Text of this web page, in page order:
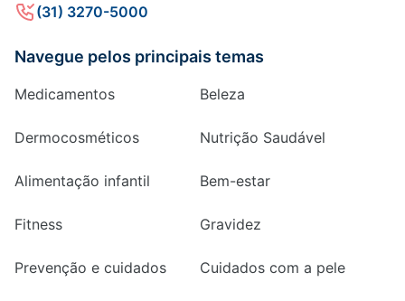
(31) 3270-5000
Navegue pelos principais temas
Medicamentos Beleza
Dermocosméticos Nutrição Saudável
Alimentação infantil Bem-estar
Fitness Gravidez
Prevenção e cuidados Cuidados com a pele